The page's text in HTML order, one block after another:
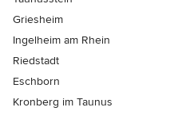
Griesheim
Ingelheim am Rhein
Riedstadt
Eschborn
Kronberg im Taunus